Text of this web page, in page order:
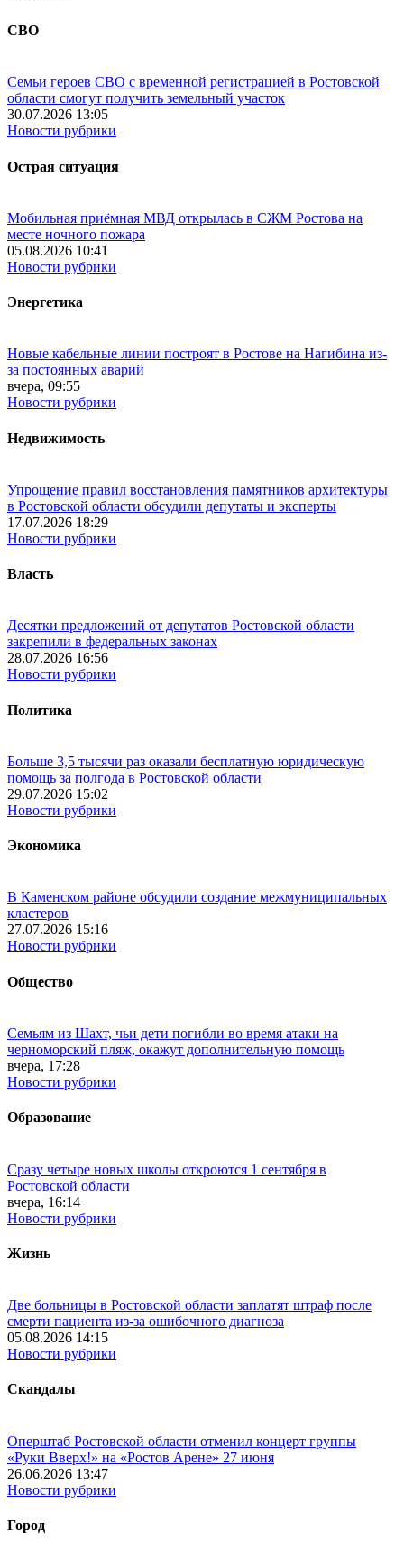
СВО
Семьи героев СВО с временной регистрацией в Ростовской
области смогут получить земельный участок
30.07.2026 13:05
Новости рубрики
Острая ситуация
Мобильная приёмная МВД открылась в СЖМ Ростова на
месте ночного пожара
05.08.2026 10:41
Новости рубрики
Энергетика
Новые кабельные линии построят в Ростове на Нагибина из-
за постоянных аварий
вчера, 09:55
Новости рубрики
Недвижимость
Упрощение правил восстановления памятников архитектуры
в Ростовской области обсудили депутаты и эксперты
17.07.2026 18:29
Новости рубрики
Власть
Десятки предложений от депутатов Ростовской области
закрепили в федеральных законах
28.07.2026 16:56
Новости рубрики
Политика
Больше 3,5 тысячи раз оказали бесплатную юридическую
помощь за полгода в Ростовской области
29.07.2026 15:02
Новости рубрики
Экономика
В Каменском районе обсудили создание межмуниципальных
кластеров
27.07.2026 15:16
Новости рубрики
Общество
Семьям из Шахт, чьи дети погибли во время атаки на
черноморский пляж, окажут дополнительную помощь
вчера, 17:28
Новости рубрики
Образование
Сразу четыре новых школы откроются 1 сентября в
Ростовской области
вчера, 16:14
Новости рубрики
Жизнь
Две больницы в Ростовской области заплатят штраф после
смерти пациента из-за ошибочного диагноза
05.08.2026 14:15
Новости рубрики
Скандалы
Оперштаб Ростовской области отменил концерт группы
«Руки Вверх!» на «Ростов Арене» 27 июня
26.06.2026 13:47
Новости рубрики
Город